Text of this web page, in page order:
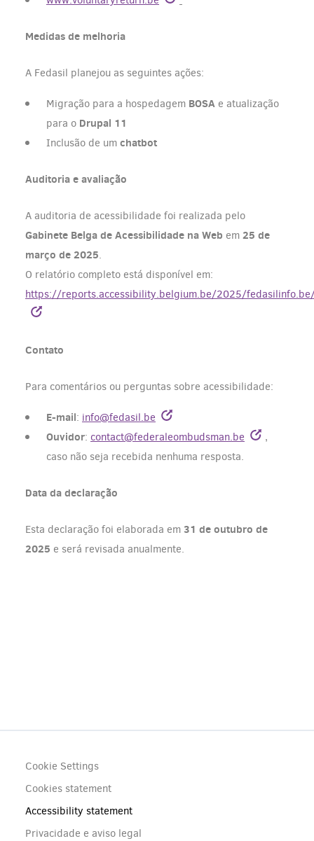
Medidas de melhoria
A Fedasil planejou as seguintes ações:
Migração para a hospedagem BOSA e atualização
para o Drupal 11
Inclusão de um chatbot
Auditoria e avaliação
A auditoria de acessibilidade foi realizada pelo
Gabinete Belga de Acessibilidade na Web em 25 de
março de 2025.
O relatório completo está disponível em:
https://reports.accessibility.belgium.be/2025/
Contato
Para comentários ou perguntas sobre acessibilidade:
E-mail: info@fedasil.be
Ouvidor: contact@federaleombudsman.be
,
caso não seja recebida nenhuma resposta.
Data da declaração
Esta declaração foi elaborada em 31 de outubro de
2025 e será revisada anualmente.
Footer
(menu)
Cookie Settings
Cookies statement
Accessibility statement
Privacidade e aviso legal